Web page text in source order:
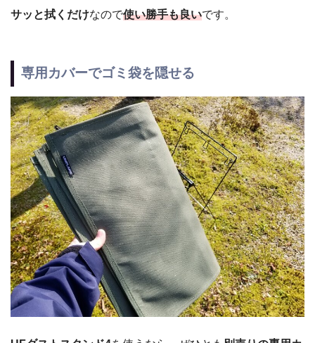
サッと拭くだけなので使い勝手も良いです。
専用カバーでゴミ袋を隠せる